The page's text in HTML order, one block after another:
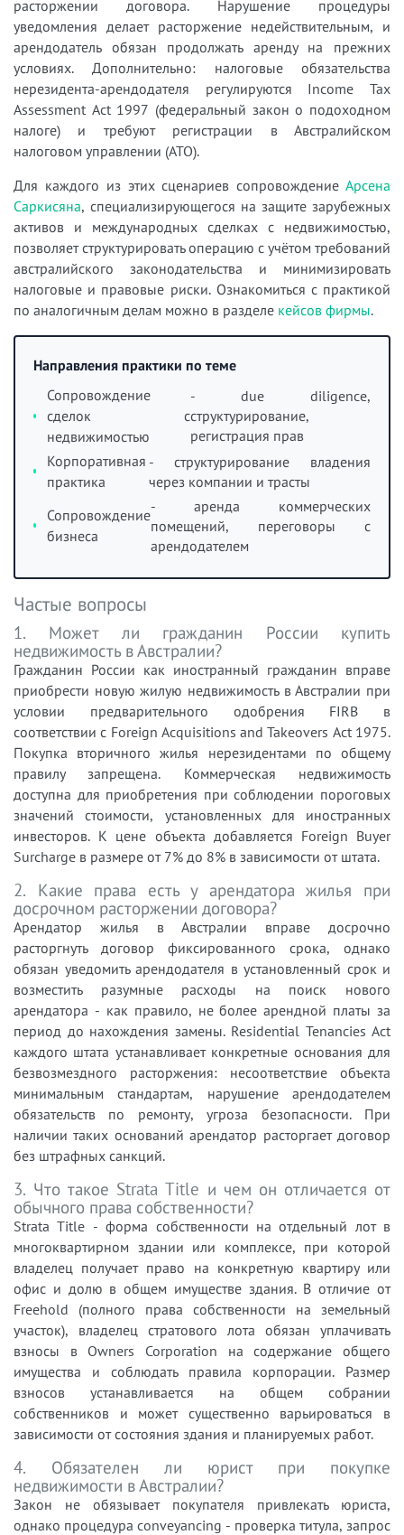
расторжении договора. Нарушение процедуры
уведомления делает расторжение недействительным, и
арендодатель обязан продолжать аренду на прежних
условиях. Дополнительно: налоговые обязательства
нерезидента-арендодателя регулируются Income Tax
Assessment Act 1997 (федеральный закон о подоходном
налоге) и требуют регистрации в Австралийском
налоговом управлении (ATO).
Для каждого из этих сценариев сопровождение Арсена
Саркисяна, специализирующегося на защите зарубежных
активов и международных сделках с недвижимостью,
позволяет структурировать операцию с учётом требований
австралийского законодательства и минимизировать
налоговые и правовые риски. Ознакомиться с практикой
по аналогичным делам можно в разделе кейсов фирмы.
Направления практики по теме
Сопровождение
сделок с
недвижимостью
- due diligence,
структурирование,
регистрация прав
Корпоративная
практика
- структурирование владения
через компании и трасты
Сопровождение
бизнеса
- аренда коммерческих
помещений, переговоры с
арендодателем
Частые вопросы
1. Может ли гражданин России купить
недвижимость в Австралии?
Гражданин России как иностранный гражданин вправе
приобрести новую жилую недвижимость в Австралии при
условии предварительного одобрения FIRB в
соответствии с Foreign Acquisitions and Takeovers Act 1975.
Покупка вторичного жилья нерезидентами по общему
правилу запрещена. Коммерческая недвижимость
доступна для приобретения при соблюдении пороговых
значений стоимости, установленных для иностранных
инвесторов. К цене объекта добавляется Foreign Buyer
Surcharge в размере от 7% до 8% в зависимости от штата.
2. Какие права есть у арендатора жилья при
досрочном расторжении договора?
Арендатор жилья в Австралии вправе досрочно
расторгнуть договор фиксированного срока, однако
обязан уведомить арендодателя в установленный срок и
возместить разумные расходы на поиск нового
арендатора - как правило, не более арендной платы за
период до нахождения замены. Residential Tenancies Act
каждого штата устанавливает конкретные основания для
безвозмездного расторжения: несоответствие объекта
минимальным стандартам, нарушение арендодателем
обязательств по ремонту, угроза безопасности. При
наличии таких оснований арендатор расторгает договор
без штрафных санкций.
3. Что такое Strata Title и чем он отличается от
обычного права собственности?
Strata Title - форма собственности на отдельный лот в
многоквартирном здании или комплексе, при которой
владелец получает право на конкретную квартиру или
офис и долю в общем имуществе здания. В отличие от
Freehold (полного права собственности на земельный
участок), владелец стратового лота обязан уплачивать
взносы в Owners Corporation на содержание общего
имущества и соблюдать правила корпорации. Размер
взносов устанавливается на общем собрании
собственников и может существенно варьироваться в
зависимости от состояния здания и планируемых работ.
4. Обязателен ли юрист при покупке
недвижимости в Австралии?
Закон не обязывает покупателя привлекать юриста,
однако процедура conveyancing - проверка титула, запрос